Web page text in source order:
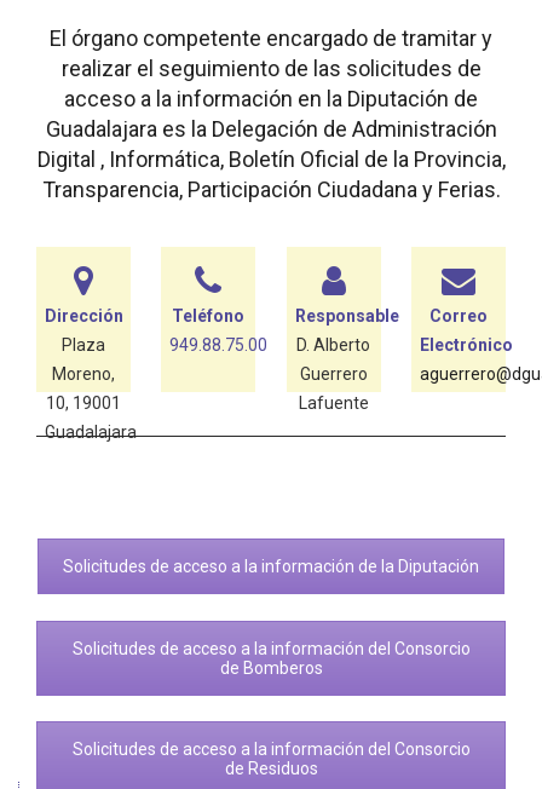
El órgano competente encargado de tramitar y
realizar el seguimiento de las solicitudes de
acceso a la información en la Diputación de
Guadalajara es la Delegación de Administración
Digital , Informática, Boletín Oficial de la Provincia,
Transparencia, Participación Ciudadana y Ferias.
Dirección
Plaza
Moreno,
10, 19001
Guadalajara
Teléfono
949.88.75.00
Responsable
D. Alberto
Guerrero
Lafuente
Correo
Electrónico
Solicitudes de acceso a la información de la Diputación
Solicitudes de acceso a la información del Consorcio
de Bomberos
Solicitudes de acceso a la información del Consorcio
de Residuos